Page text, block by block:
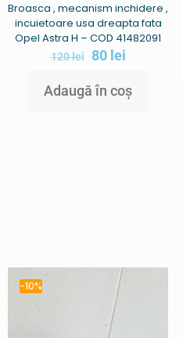
Broasca , mecanism inchidere ,
incuietoare usa dreapta fata
Opel Astra H – COD 41482091
120lei 80 lei
Adaugă în coș
-10%